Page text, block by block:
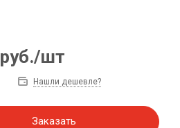
руб./шт
Нашли дешевле?
Заказать